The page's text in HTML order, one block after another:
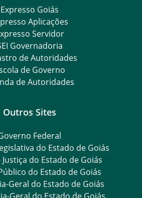
Expresso Goiás
Aplicações
Servidor
Governadoria
de Autoridades
de Governo
de Autoridades
Outros Sites
Federal
do Estado de Goiás
do Estado de Goiás
do Estado de Goiás
Geral do Estado de Goiás